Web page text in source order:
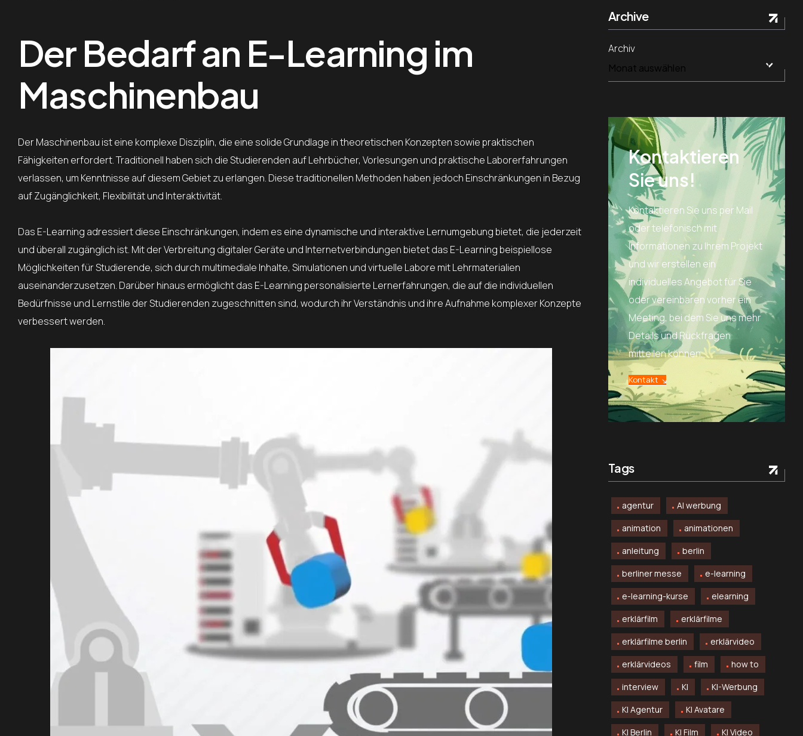
Der Bedarf an E-Learning im
Maschinenbau
Der Maschinenbau ist eine komplexe Disziplin, die eine solide Grundlage in theoretischen Konzepten sowie praktischen
Fähigkeiten erfordert. Traditionell haben sich die Studierenden auf Lehrbücher, Vorlesungen und praktische Laborerfahrungen
verlassen, um Kenntnisse auf diesem Gebiet zu erlangen. Diese traditionellen Methoden haben jedoch Einschränkungen in Bezug
auf Zugänglichkeit, Flexibilität und Interaktivität.
Das E-Learning adressiert diese Einschränkungen, indem es eine dynamische und interaktive Lernumgebung bietet, die jederzeit
und überall zugänglich ist. Mit der Verbreitung digitaler Geräte und Internetverbindungen bietet das E-Learning beispiellose
Möglichkeiten für Studierende, sich durch multimediale Inhalte, Simulationen und virtuelle Labore mit Lehrmaterialien
auseinanderzusetzen. Darüber hinaus ermöglicht das E-Learning personalisierte Lernerfahrungen, die auf die individuellen
Bedürfnisse und Lernstile der Studierenden zugeschnitten sind, wodurch ihr Verständnis und ihre Aufnahme komplexer Konzepte
verbessert werden.
Archive
Archiv
Kontaktieren
Sie uns!
Kontaktieren Sie uns per Mail
oder telefonisch mit
Informationen zu Ihrem Projekt
und wir erstellen ein
individuelles Angebot für Sie
oder vereinbaren vorher ein
Meeting, bei dem Sie uns mehr
Details und Rückfragen
mitteilen können.
Kontakt
Tags
agentur
AI werbung
animation
animationen
anleitung
berlin
berliner messe
e-learning
e-learning-kurse
elearning
erklärfilm
erklärfilme
erklärfilme berlin
erklärvideo
erklärvideos
film
how to
interview
KI
KI-Werbung
KI Agentur
KI Avatare
KI Berlin
KI Film KI Video